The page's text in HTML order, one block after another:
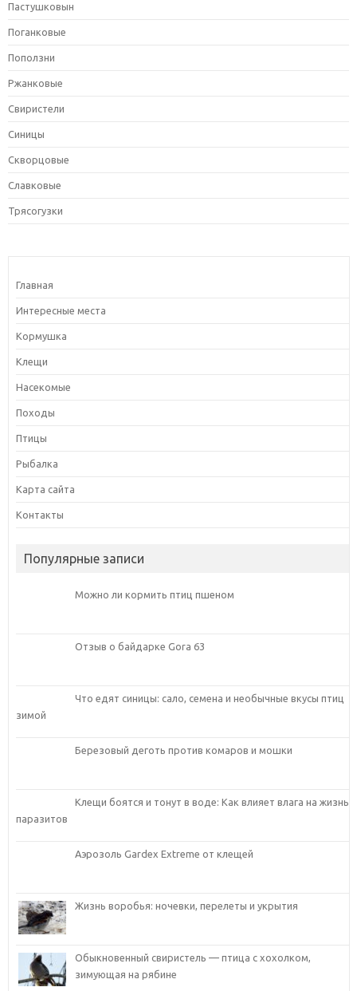
Пастушковын
Поганковые
Поползни
Ржанковые
Свиристели
Синицы
Скворцовые
Славковые
Трясогузки
Главная
Интересные места
Кормушка
Клещи
Насекомые
Походы
Птицы
Рыбалка
Карта сайта
Контакты
Популярные записи
Можно ли кормить птиц пшеном
Отзыв о байдарке Gora 63
Что едят синицы: сало, семена и необычные вкусы птиц
зимой
Березовый деготь против комаров и мошки
Клещи боятся и тонут в воде: Как влияет влага на жизнь
паразитов
Аэрозоль Gardex Extreme от клещей
Жизнь воробья: ночевки, перелеты и укрытия
Обыкновенный свиристель — птица с хохолком,
зимующая на рябине